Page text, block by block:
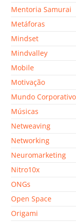
Mentoria Samurai
Metáforas
Mindset
Mindvalley
Mobile
Motivação
Mundo Corporativo
Músicas
Netweaving
Networking
Neuromarketing
Nitro10x
ONGs
Open Space
Origami